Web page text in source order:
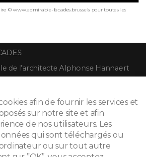
© www.admirable-facades.brussels pour toutes les
de l’architecte Alphonse Hannaert
afin de fournir les services et
sur notre site et afin
de nos utilisateurs. Les
qui sont téléchargés ou
ou sur tout autre